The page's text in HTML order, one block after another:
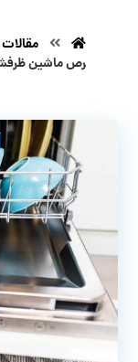
مقالات
رص ماشین